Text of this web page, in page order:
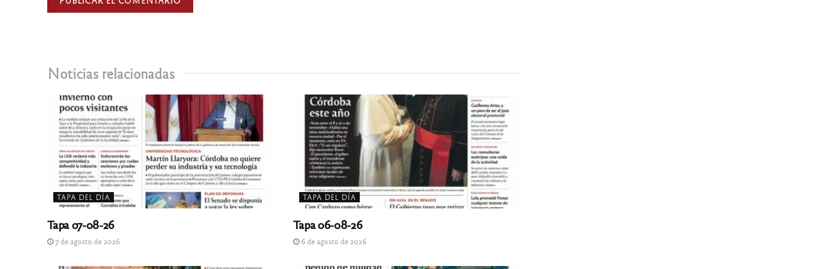
Noticias relacionadas
TAPA DEL DÍA
Tapa 07-08-26
7 de agosto de 2026
TAPA DEL DÍA
Tapa 06-08-26
6 de agosto de 2026